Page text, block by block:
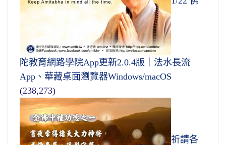
陀教育網路學院App更新2.0.4版｜法水長流
App、華藏桌面瀏覽器Windows/macOS
(238,273)
祈請各